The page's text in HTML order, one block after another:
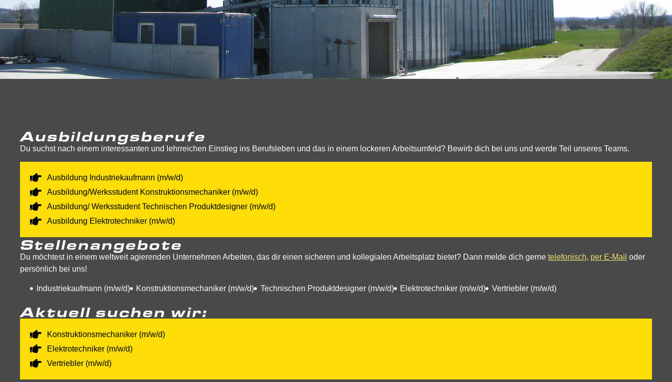
Ausbildungsberufe
Du suchst nach einem interessanten und lehrreichen Einstieg ins Berufsleben und das in einem lockeren Arbeitsumfeld? Bewirb dich bei uns und werde Teil unseres Teams.
Ausbildung Industriekaufmann (m/w/d)
Ausbildung/Werksstudent Konstruktionsmechaniker (m/w/d)
Ausbildung/ Werksstudent Technischen Produktdesigner (m/w/d)
Ausbildung Elektrotechniker (m/w/d)
Stellenangebote
Du möchtest in einem weltweit agierenden Unternehmen Arbeiten, das dir einen sicheren und kollegialen Arbeitsplatz bietet? Dann melde dich gerne telefonisch, per E-Mail oder
persönlich bei uns!
Industriekaufmann (m/w/d) Konstruktionsmechaniker (m/w/d) Technischen Produktdesigner (m/w/d) Elektrotechniker (m/w/d) Vertriebler (m/w/d)
Aktuell suchen wir:
Konstruktionsmechaniker (m/w/d)
Elektrotechniker (m/w/d)
Vertriebler (m/w/d)